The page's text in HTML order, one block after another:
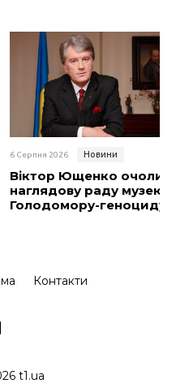
6 Серпня 2026 Новини
Віктор Ющенко очолив
наглядову раду музею
Голодомору-геноциду
Контакти
t1.ua